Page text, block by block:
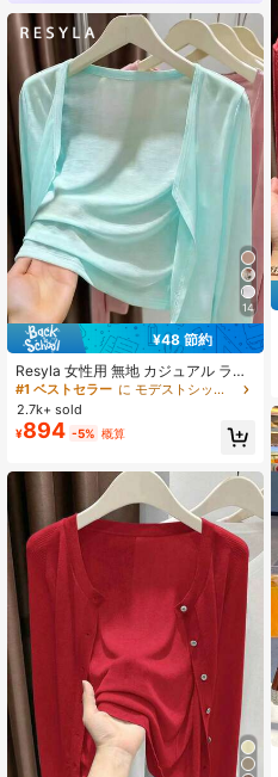
14
¥48 節約
Resyla 女性用 無地 カジュアル ライ
トウェイト カーディガン、春夏用
#1 ベストセラー
に モデストシック レディースニットウェア
2.7k+ sold
¥894 -5% 概算